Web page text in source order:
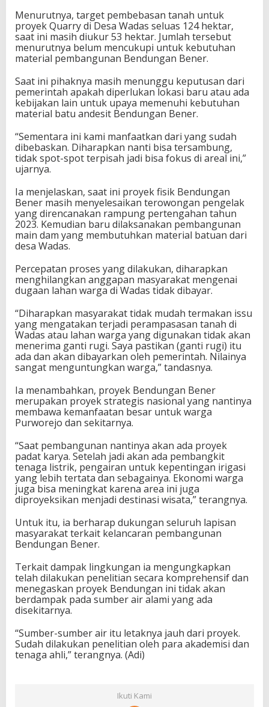
Menurutnya, target pembebasan tanah untuk
proyek Quarry di Desa Wadas seluas 124 hektar,
saat ini masih diukur 53 hektar. Jumlah tersebut
menurutnya belum mencukupi untuk kebutuhan
material pembangunan Bendungan Bener.
Saat ini pihaknya masih menunggu keputusan dari
pemerintah apakah diperlukan lokasi baru atau ada
kebijakan lain untuk upaya memenuhi kebutuhan
material batu andesit Bendungan Bener.
“Sementara ini kami manfaatkan dari yang sudah
dibebaskan. Diharapkan nanti bisa tersambung,
tidak spot-spot terpisah jadi bisa fokus di areal ini,”
ujarnya.
Ia menjelaskan, saat ini proyek fisik Bendungan
Bener masih menyelesaikan terowongan pengelak
yang direncanakan rampung pertengahan tahun
2023. Kemudian baru dilaksanakan pembangunan
main dam yang membutuhkan material batuan dari
desa Wadas.
Percepatan proses yang dilakukan, diharapkan
menghilangkan anggapan masyarakat mengenai
dugaan lahan warga di Wadas tidak dibayar.
“Diharapkan masyarakat tidak mudah termakan issu
yang mengatakan terjadi perampasasan tanah di
Wadas atau lahan warga yang digunakan tidak akan
menerima ganti rugi. Saya pastikan (ganti rugi) itu
ada dan akan dibayarkan oleh pemerintah. Nilainya
sangat menguntungkan warga,” tandasnya.
Ia menambahkan, proyek Bendungan Bener
merupakan proyek strategis nasional yang nantinya
membawa kemanfaatan besar untuk warga
Purworejo dan sekitarnya.
“Saat pembangunan nantinya akan ada proyek
padat karya. Setelah jadi akan ada pembangkit
tenaga listrik, pengairan untuk kepentingan irigasi
yang lebih tertata dan sebagainya. Ekonomi warga
juga bisa meningkat karena area ini juga
diproyeksikan menjadi destinasi wisata,” terangnya.
Untuk itu, ia berharap dukungan seluruh lapisan
masyarakat terkait kelancaran pembangunan
Bendungan Bener.
Terkait dampak lingkungan ia mengungkapkan
telah dilakukan penelitian secara komprehensif dan
menegaskan proyek Bendungan ini tidak akan
berdampak pada sumber air alami yang ada
disekitarnya.
“Sumber-sumber air itu letaknya jauh dari proyek.
Sudah dilakukan penelitian oleh para akademisi dan
tenaga ahli,” terangnya. (Adi)
Ikuti Kami